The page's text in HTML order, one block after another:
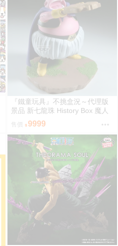
『鐵童玩具』不挑盒況～代理版
景品 新七龍珠 History Box 魔人
布歐 約11cm 718778
售價 9999